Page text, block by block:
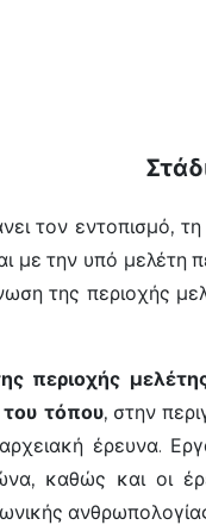
τον εντοπισμό,
με την υπό μελέτη
της περιοχής
περιοχής
του τόπου, στην
έρευνα.
καθώς και οι